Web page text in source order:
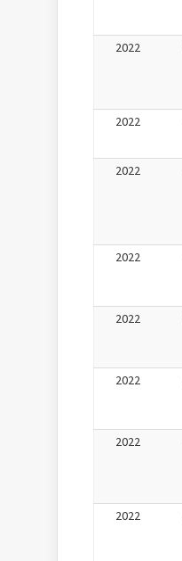
2022
2022
2022
2022
2022
2022
2022
2022